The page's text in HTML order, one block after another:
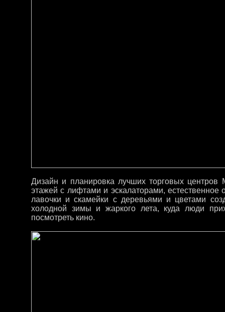
Дизайн и планировка лучших торговых центров
этажей с лифтами и эскалаторами,
лавочки и скамейки с деревьями и цветами
холодной зимы и жаркого лета, куда люди
посмотреть кино.